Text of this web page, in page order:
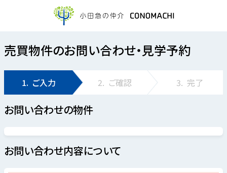
売買物件のお問い合わせ・見学予約
1. ご入力 2. ご確認 3. 完了
お問い合わせの物件
お問い合わせ内容について